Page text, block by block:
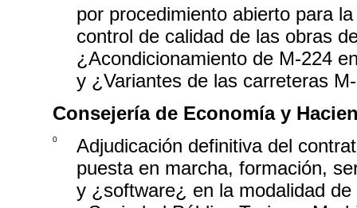
por procedimiento abierto para
control de calidad de las obras
¿Acondicionamiento de M-224
y ¿Variantes de las carreteras
Consejería de Economía y
0
Adjudicación definitiva del
puesta en marcha, formación,
y ¿software¿ en la modalidad